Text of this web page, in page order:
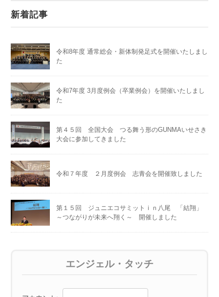
新着記事
令和8年度 通常総会・新体制発足式を開催いたしまし
た
令和7年度 3月度例会（卒業例会）を開催いたしまし
た
第４５回 全国大会 つる舞う形のGUNMAいせさき
大会に参加してきました
令和７年度 ２月度例会 志青会を開催致しました
第１５回 ジュニエコサミットｉｎ八尾 「結翔」
～つながりが未来へ翔く～ 開催しました
エンジェル・タッチ